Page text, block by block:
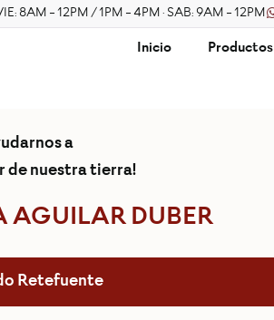
8AM - 12PM / 1PM - 4PM · SAB: 9AM - 12PM
Inicio Productos
a
de nuestra tierra!
AGUILAR DUBER
Retefuente